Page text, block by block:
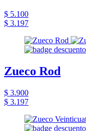
$ 5.100
$ 3.197
Zueco Rod
$ 3.900
$ 3.197